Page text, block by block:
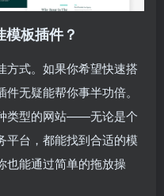
板插件？
方式。如果你希望快速搭
无疑能帮你事半功倍。
类型的网站——无论是个
平台，都能找到合适的模
也能通过简单的拖放操